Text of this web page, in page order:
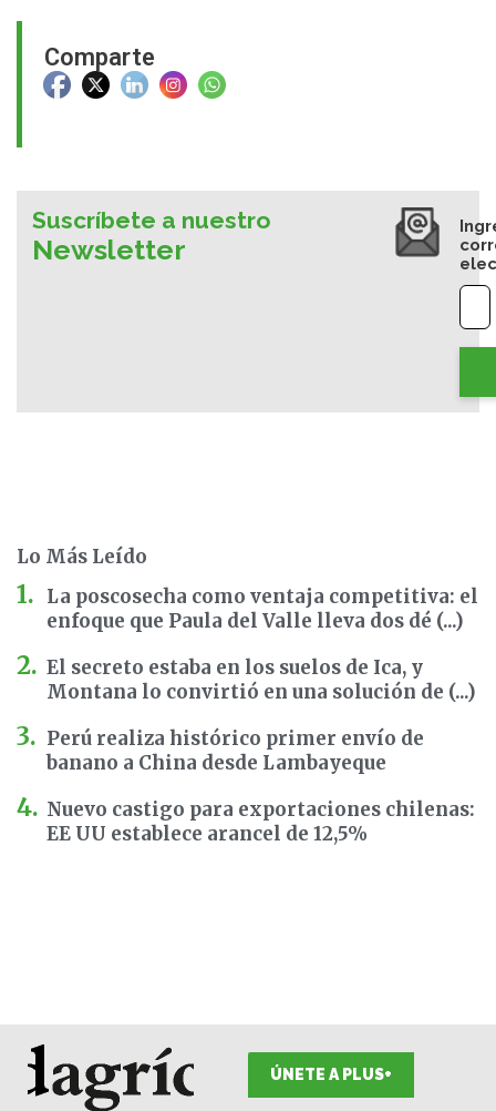
Comparte
Suscríbete a nuestro
Newsletter
Lo Más Leído
La poscosecha como ventaja competitiva: el
enfoque que Paula del Valle lleva dos dé (...)
El secreto estaba en los suelos de Ica, y
Montana lo convirtió en una solución de (...)
Perú realiza histórico primer envío de
banano a China desde Lambayeque
Nuevo castigo para exportaciones chilenas:
EE UU establece arancel de 12,5%
ÚNETE A PLUS+